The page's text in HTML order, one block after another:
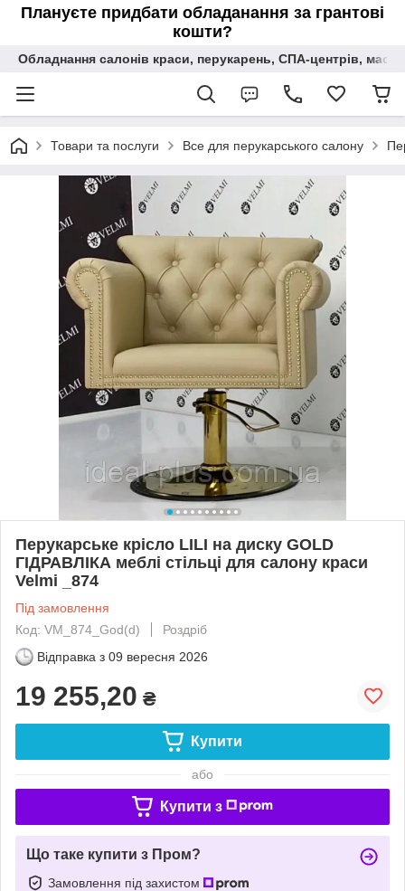
Плануєте придбати обладанання за грантові
кошти?
Обладнання салонів краси, перукарень, СПА-центрів,
Товари та послуги Все для перукарського салону
Перукарське крісло LILI на диску GOLD
ГІДРАВЛІКА меблі стільці для салону краси
Velmi _874
Під замовлення
Код: VM_874_God(d)
Роздріб
Відправка з 09 вересня 2026
19 255,20 ₴
Купити
або
Купити з
Що таке купити з Пром?
Замовлення під захистом